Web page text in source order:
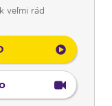
veľmi rád